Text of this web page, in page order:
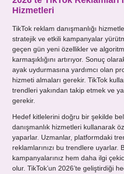
Hizmetleri
TikTok reklam danışmanlığı
stratejik ve etkili kampanyalar
geçen gün yeni özellikler ve
karmaşıklığını artırıyor. Sonuç
ayak uydurmasına yardımcı olan
hizmeti almaları gerekir. TikTok
trendleri yakından takip etmek ve
gerekir.
Hedef kitlelerini doğru bir şekilde
danışmanlık hizmetleri kullanarak
yaparlar. Uzmanlar, platformdaki
reklamlarınızı bu trendlere uyarlar.
kampanyalarınız hem daha ilgi
olur. TikTok’un 2026’te geliştirdiği